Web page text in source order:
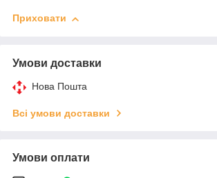
Приховати
Умови доставки
Нова Пошта
Всі умови доставки
Умови оплати